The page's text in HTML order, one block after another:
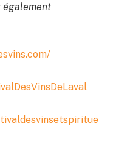
également